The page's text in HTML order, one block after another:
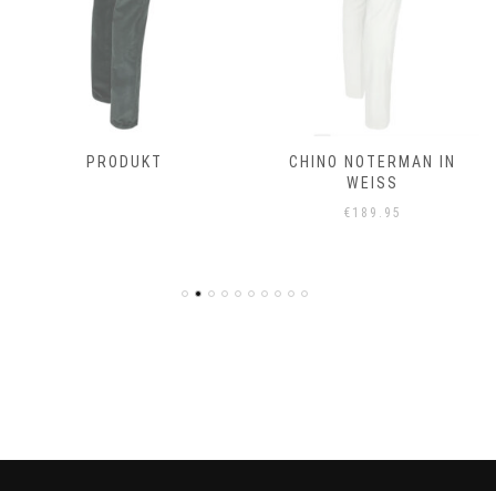
PRODUKT
CHINO NOTERMAN IN
WEISS
€ 189.95